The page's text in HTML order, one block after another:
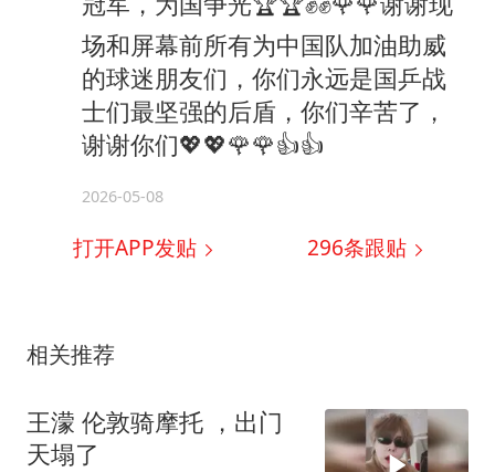
场和屏幕前所有为中国队加油助威
的球迷朋友们，你们永远是国乒战
士们最坚强的后盾，你们辛苦了，
谢谢你们💖💖🌹🌹👍👍
2026-05-08
打开APP发贴 296条跟贴
相关推荐
王濛 伦敦骑摩托 ，出门
天塌了